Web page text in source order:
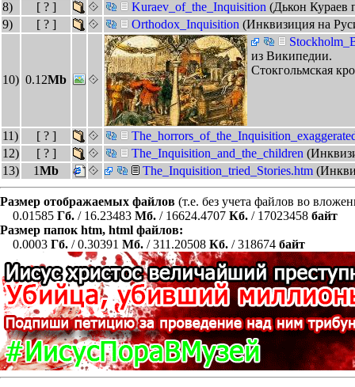
8)
[ ? ] Kuraev_of_the_Inquisition (Дькон
9)
[ ? ] Orthodox_Inquisition (Инквизиция на
10) 0.12Mb
из Википедии.
Стокгольмская
11) [ ? ]
12)
[ ? ] The_Inquisition_and_the_children
13)
1Mb The_Inquisition_tried_Stories.htm
Размер отображаемых файлов (т.е. без учета файлов во
0.01585 Гб. / 16.23483 Мб. / 16624.4707 Кб. / 17023458 байт
Размер папок htm, html файлов:
0.0003 Гб. / 0.30391 Мб. / 311.20508 Кб. / 318674 байт